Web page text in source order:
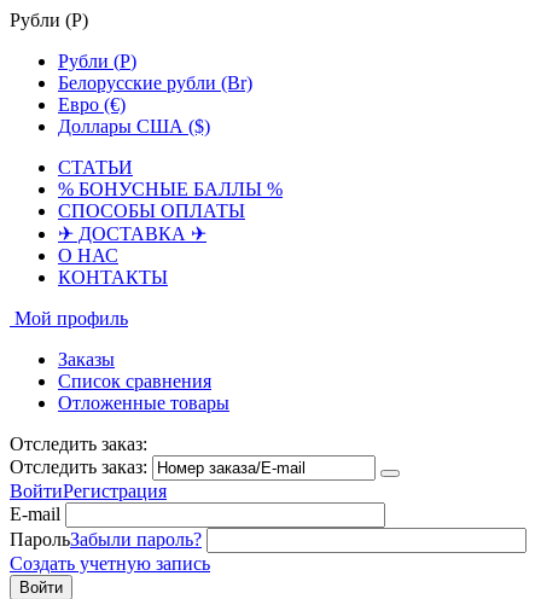
Рубли (Р)
Рубли (Р)
Белорусские рубли (Br)
Евро (€)
Доллары США ($)
СТАТЬИ
% БОНУСНЫЕ БАЛЛЫ %
СПОСОБЫ ОПЛАТЫ
✈ ДОСТАВКА ✈
О НАС
КОНТАКТЫ
Мой профиль
Заказы
Список сравнения
Отложенные товары
Отследить заказ:
Отследить заказ:
ВойтиРегистрация
E-mail
ПарольЗабыли пароль?
Создать учетную запись
Войти